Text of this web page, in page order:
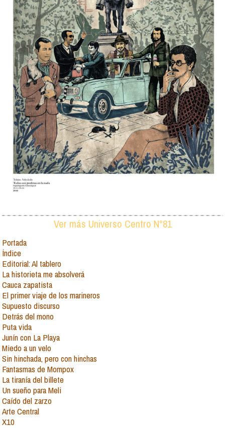
Ver más Universo Centro N°81
Portada
Índice
Editorial: Al tablero
La historieta me absolverá
Cauca zapatista
El primer viaje de los marineros
Supuesto discurso
Detrás del mono
Puta vida
Junín con La Playa
Miedo a un velo
Sin hinchada, pero con hinchas
Fantasmas de Mompox
La tiranía del billete
Un sueño para Meli
Caído del zarzo
Arte Central
X10